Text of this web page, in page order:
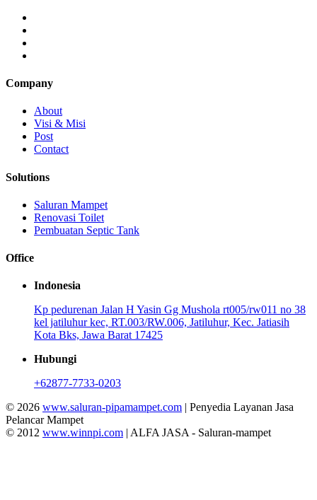
Company
About
Visi & Misi
Post
Contact
Solutions
Saluran Mampet
Renovasi Toilet
Pembuatan Septic Tank
Office
Indonesia
Kp pedurenan Jalan H Yasin Gg Mushola rt005/rw011 no 38
kel jatiluhur kec, RT.003/RW.006, Jatiluhur, Kec. Jatiasih
Kota Bks, Jawa Barat 17425
Hubungi
+62877-7733-0203
© 2026 www.saluran-pipamampet.com | Penyedia Layanan Jasa
Pelancar Mampet
© 2012 www.winnpi.com | ALFA JASA - Saluran-mampet